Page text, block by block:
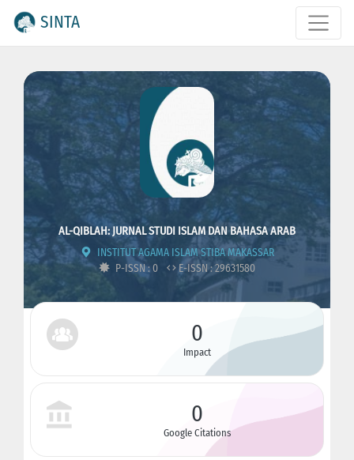
SINTA
AL-QIBLAH: JURNAL STUDI ISLAM DAN BAHASA ARAB
INSTITUT AGAMA ISLAM STIBA MAKASSAR
P-ISSN : 0
E-ISSN : 29631580
0
Impact
0
Google Citations